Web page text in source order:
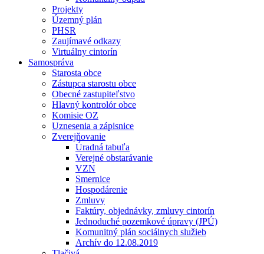
Projekty
Územný plán
PHSR
Zaujímavé odkazy
Virtuálny cintorín
Samospráva
Starosta obce
Zástupca starostu obce
Obecné zastupiteľstvo
Hlavný kontrolór obce
Komisie OZ
Uznesenia a zápisnice
Zverejňovanie
Úradná tabuľa
Verejné obstarávanie
VZN
Smernice
Hospodárenie
Zmluvy
Faktúry, objednávky, zmluvy cintorín
Jednoduché pozemkové úpravy (JPÚ)
Komunitný plán sociálnych služieb
Archív do 12.08.2019